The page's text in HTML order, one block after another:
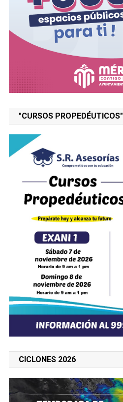
"CURSOS PROPEDÉUTICOS"
CICLONES 2026